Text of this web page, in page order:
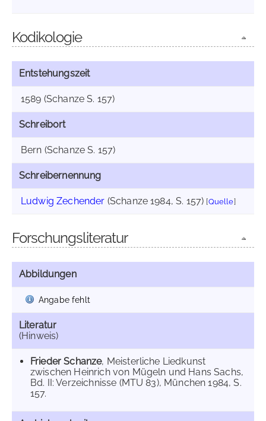
Kodikologie
Entstehungszeit
1589 (Schanze S. 157)
Schreibort
Bern (Schanze S. 157)
Schreibernennung
Ludwig Zechender (Schanze 1984, S. 157) [Quelle]
Forschungsliteratur
Abbildungen
Angabe fehlt
Literatur
(Hinweis)
Frieder Schanze, Meisterliche Liedkunst
zwischen Heinrich von Mügeln und Hans Sachs,
Bd. II: Verzeichnisse (MTU 83), München 1984, S.
157.